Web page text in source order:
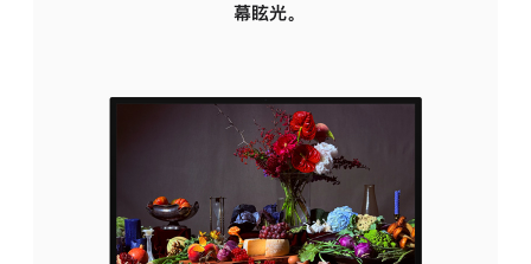
幕眩光。